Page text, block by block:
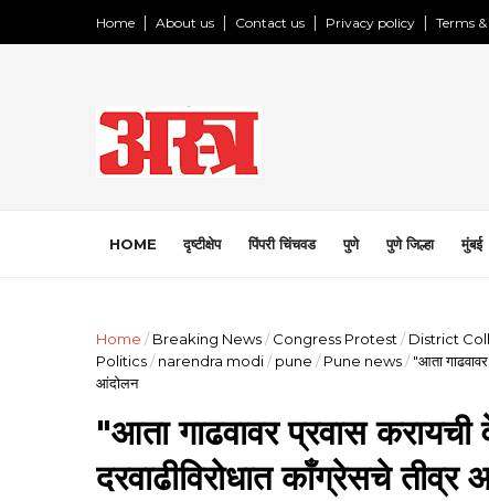
Home About us Contact us Privacy policy Terms
HOME दृष्टीक्षेप पिंपरी चिंचवड पुणे पुणे जिल्हा मुंबई
Home / Breaking News/ Congress Protest / District
Politics/ narendra modi/ pune / Pune news/ "आता
आंदोलन
"आता गाढवावर प्रवास
दरवाढीविरोधात काँग्रेसचे तीव्र